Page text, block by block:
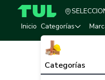
TUL - Tu Marketplace
Inicio Categorías
Categorías